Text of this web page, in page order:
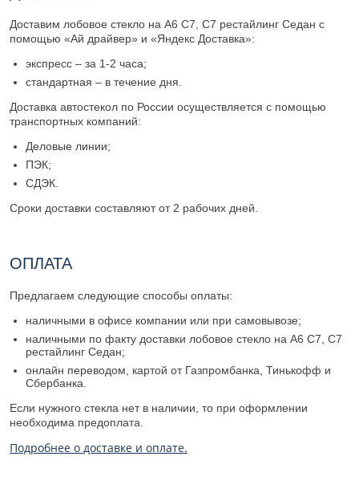
Доставим лобовое стекло на A6 C7, C7 рестайлинг Седан с
помощью «Ай драйвер» и «Яндекс Доставка»:
экспресс – за 1-2 часа;
стандартная – в течение дня.
Доставка автостекол по России осуществляется с помощью
транспортных компаний:
Деловые линии;
ПЭК;
СДЭК.
Сроки доставки составляют от 2 рабочих дней.
ОПЛАТА
Предлагаем следующие способы оплаты:
наличными в офисе компании или при самовывозе;
наличными по факту доставки лобовое стекло на A6 C7, C7
рестайлинг Седан;
онлайн переводом, картой от Газпромбанка, Тинькофф и
Сбербанка.
Если нужного стекла нет в наличии, то при оформлении
необходима предоплата.
Подробнее о доставке и оплате.